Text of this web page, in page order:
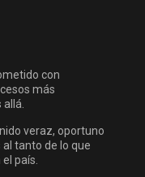
con
más
allá.
veraz, oportuno
tanto de lo que
el país.